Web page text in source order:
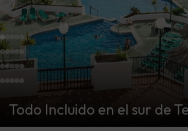
Todo Incluido en el sur de